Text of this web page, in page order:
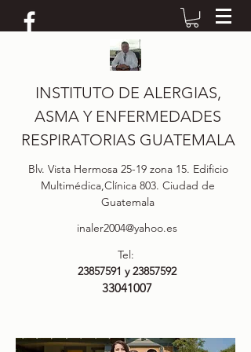
INSTITUTO DE ALERGIAS,
ASMA Y ENFERMEDADES
RESPIRATORIAS GUATEMALA
Blv. Vista Hermosa 25-19 zona 15. Edificio
Multimédica,Clínica 803. Ciudad de
Guatemala
inaler2004@yahoo.es
Tel:
23857591 y23857592
33041007